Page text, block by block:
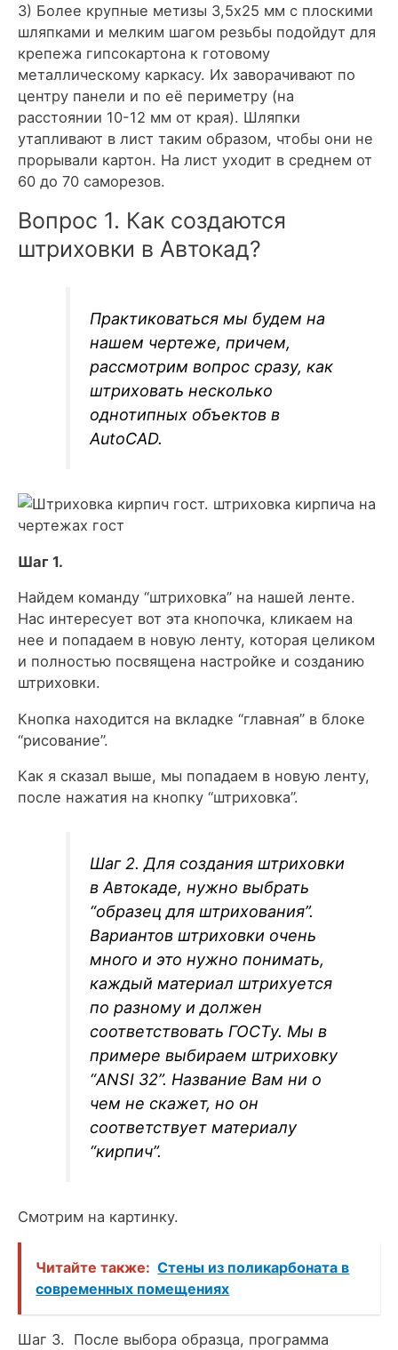
3) Более крупные метизы 3,5х25 мм с плоскими
шляпками и мелким шагом резьбы подойдут для
крепежа гипсокартона к готовому
металлическому каркасу. Их заворачивают по
центру панели и по её периметру (на
расстоянии 10-12 мм от края). Шляпки
утапливают в лист таким образом, чтобы они не
прорывали картон. На лист уходит в среднем от
60 до 70 саморезов.
Вопрос 1. Как создаются
штриховки в Автокад?
Практиковаться мы будем на
нашем чертеже, причем,
рассмотрим вопрос сразу, как
штриховать несколько
однотипных объектов в
AutoCAD.
Шаг 1.
Найдем команду “штриховка” на нашей ленте.
Нас интересует вот эта кнопочка, кликаем на
нее и попадаем в новую ленту, которая целиком
и полностью посвящена настройке и созданию
штриховки.
Кнопка находится на вкладке “главная” в блоке
“рисование”.
Как я сказал выше, мы попадаем в новую ленту,
после нажатия на кнопку “штриховка”.
Шаг 2. Для создания штриховки
в Автокаде, нужно выбрать
“образец для штрихования”.
Вариантов штриховки очень
много и это нужно понимать,
каждый материал штрихуется
по разному и должен
соответствовать ГОСТу. Мы в
примере выбираем штриховку
“ANSI 32”. Название Вам ни о
чем не скажет, но он
соответствует материалу
“кирпич”.
Смотрим на картинку.
Читайте также: Стены из поликарбоната в
современных помещениях
Шаг 3. После выбора образца, программа